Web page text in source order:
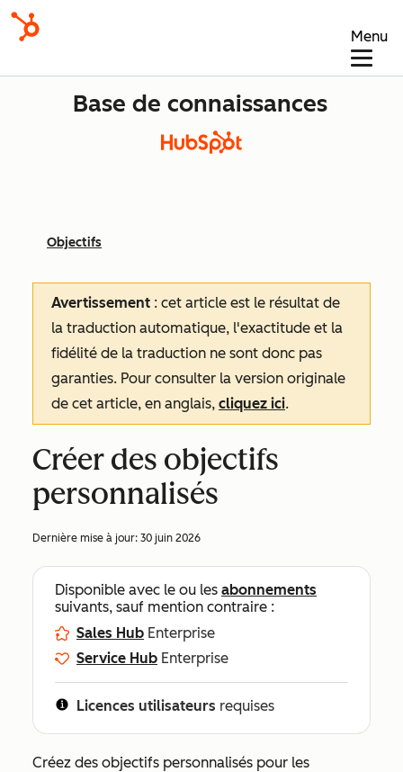
Menu
Base de connaissances
Objectifs
Avertissement : cet article est le résultat de
la traduction automatique, l'exactitude et la
fidélité de la traduction ne sont donc pas
garanties. Pour consulter la version originale
de cet article, en anglais, cliquez ici.
Créer des objectifs
personnalisés
Dernière mise à jour: 30 juin 2026
Disponible avec le ou les abonnements
suivants, sauf mention contraire :
Sales Hub Enterprise
Service Hub Enterprise
Licences utilisateurs requises
Créez des objectifs personnalisés pour les